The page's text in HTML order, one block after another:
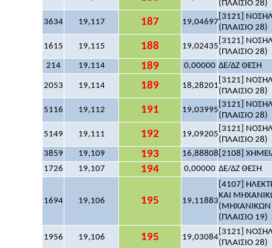
(ΠΛΑΙΣΙΟ 28)
3634 19,117 187 19,04697
[3121]
(ΠΛΑΙΣΙΟ 28)
1615 19,115 188 19,02435
[3121]
(ΠΛΑΙΣΙΟ 28)
214
19,114 189 0,00000 ΔΕ/ΔΖ ΘΕΣΗ
2053 19,114 189 18,28201
[3121]
(ΠΛΑΙΣΙΟ 28)
5116 19,112 191 19,03995
[3121]
(ΠΛΑΙΣΙΟ 28)
5149 19,111 192 19,09205
[3121]
(ΠΛΑΙΣΙΟ 28)
3859
19,109 193 16,88808 [2108]
1726
19,107 194 0,00000 ΔΕ/ΔΖ ΘΕΣΗ
1694 19,106 195 19,11883
[4107]
ΚΑΙ
(ΜΗΧΑΝΙΚΩΝ
(ΠΛΑΙΣΙΟ 19)
1956 19,106 195 19,03084
[3121]
(ΠΛΑΙΣΙΟ 28)